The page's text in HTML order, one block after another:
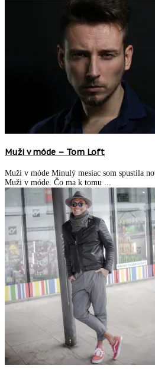
Muži v móde – Tom Loft
Muži v móde Minulý mesiac som spustila
Muži v móde. Čo ma k tomu ...